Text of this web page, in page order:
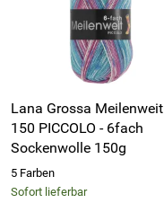
Lana Grossa Meilenweit
150 PICCOLO - 6fach
Sockenwolle 150g
5 Farben
Sofort lieferbar